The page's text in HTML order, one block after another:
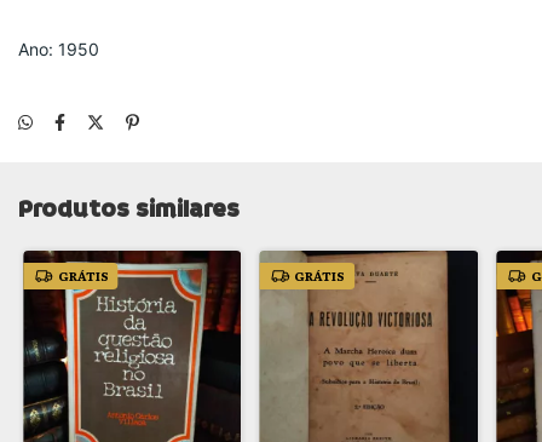
Ano: 1950
Produtos similares
GRÁTIS GRÁTIS